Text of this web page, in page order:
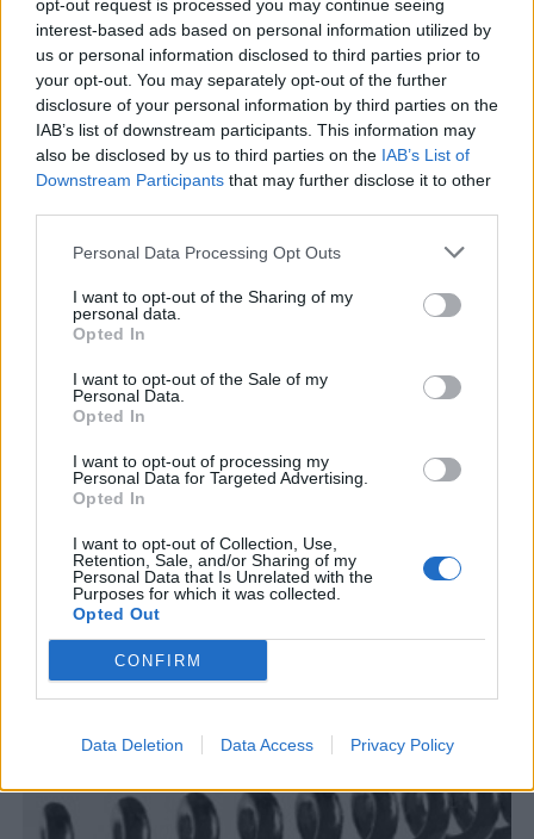
opt-out request is processed you may continue seeing
interest-based ads based on personal information utilized by
us or personal information disclosed to third parties prior to
your opt-out. You may separately opt-out of the further
disclosure of your personal information by third parties on the
IAB’s list of downstream participants. This information may
also be disclosed by us to third parties on the IAB’s List of
Downstream Participants that may further disclose it to other
Personal Data Processing Opt Outs
I want to opt-out of the Sharing of my
personal data.
Opted In
I want to opt-out of the Sale of my
Personal Data.
Opted In
I want to opt-out of processing my
Personal Data for Targeted Advertising.
Opted In
I want to opt-out of Collection, Use,
Retention, Sale, and/or Sharing of my
Personal Data that Is Unrelated with the
Purposes for which it was collected.
Opted Out
CONFIRM
Data Deletion Data Access Privacy Policy
Clau de pas
Recordar contrasenya
Registra't
Companyia
La Comunitat Minera Olesana és una Societat fundada l’any 1868
[més informació]
Atenció a l'abonat
Seu social
Oficina virtual
Reglament servei